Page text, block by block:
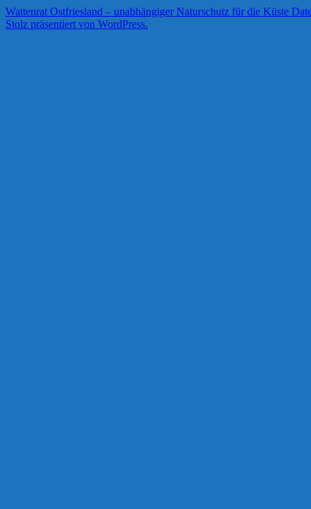
Wattenrat Ostfriesland – unabhängiger Naturschutz für die Küste
Stolz präsentiert von WordPress.